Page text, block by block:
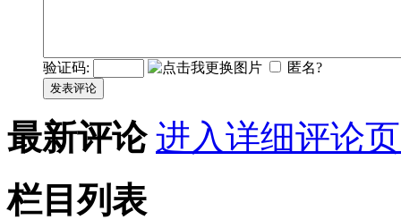
验证码: 匿名?
发表评论
最新评论 进入详细评论
栏目列表